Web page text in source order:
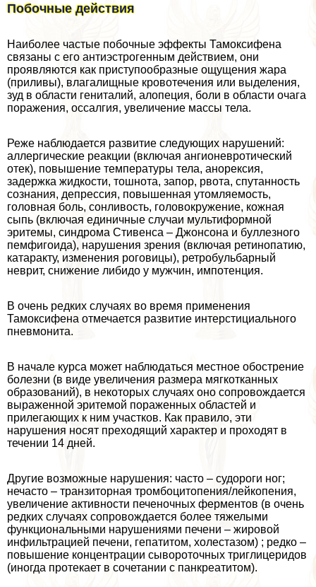
Побочные действия
Наиболее частые побочные эффекты Тамоксифена
связаны с его антиэстрогенным действием, они
проявляются как приступообразные ощущения жара
(приливы), влагалищные кровотечения или выделения,
зуд в области гeнитaлий, алопеция, боли в области очага
поражения, оссалгия, увеличение массы тела.
Реже наблюдается развитие следующих нарушений:
аллергические реакции (включая ангионевротический
отек), повышение температуры тела, анорексия,
задержка жидкости, тошнота, запор, рвота, спyтaнность
сознания, депрессия, повышенная утомляемость,
головная боль, сонливость, головокружение, кожная
сыпь (включая единичные случаи мультиформной
эритемы, синдрома Стивенса – Джонсона и буллезного
пемфигоида), нарушения зрения (включая ретинопатию,
катаpaкту, изменения роговицы), ретробульбарный
неврит, снижение либидо у мужчин, импотенция.
В очень редких случаях во время применения
Тамоксифена отмечается развитие интерстициального
пневмонита.
В начале курса может наблюдаться местное обострение
болезни (в виде увеличения размера мягкотканных
образований), в некоторых случаях оно сопровождается
выраженной эритемой пораженных областей и
прилегающих к ним участков. Как правило, эти
нарушения носят преходящий хаpaктер и проходят в
течении 14 дней.
Другие возможные нарушения: часто – судороги ног;
нечасто – транзиторная тромбоцитопения/лейкопения,
увеличение активности печеночных ферментов (в очень
редких случаях сопровождается более тяжелыми
функциональными нарушениями печени – жировой
инфильтрацией печени, гепатитом, холестазом) ; редко –
повышение концентрации сывороточных триглицеридов
(иногда протекает в сочетании с панкреатитом).